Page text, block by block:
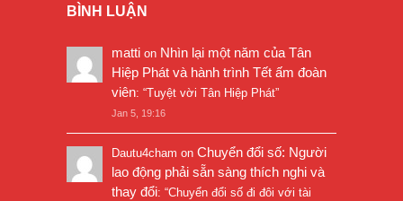
BÌNH LUẬN
matti on Nhìn lại một năm của Tân
Hiệp Phát và hành trình Tết ấm đoàn
viên: “Tuyệt vời Tân Hiệp Phát”
Jan 5, 19:16
Dautu4cham on Chuyển đổi số: Người
lao động phải sẵn sàng thích nghi và
thay đổi: “Chuyển đổi số đi đôi với tài